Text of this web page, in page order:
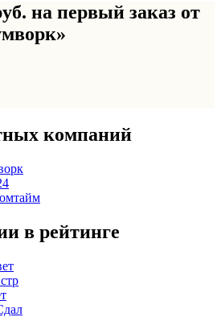
на первый заказ от
компаний
в рейтинге